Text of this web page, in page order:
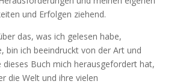
und Erfolgen ziehend.
das, was ich gelesen habe,
bin ich beeindruckt von der Art und
dieses Buch mich herausgefordert hat,
die Welt und ihre vielen